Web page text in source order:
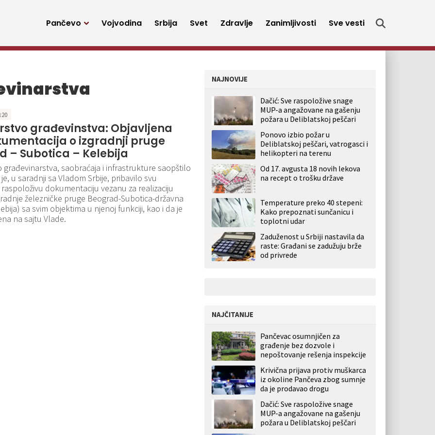
Pančevo Vojvodina Srbija Svet Zdravlje Zanimljivosti Sve vesti
građevinstva: Objavljena
o izgradnji pruge
– Subotica – Kelebija
građevinarstva, saobraćaja i infrastrukture saopštilo
u saradnji sa Vladom Srbije, pribavilo svu
dokumentaciju vezanu za realizaciju
železničke pruge Beograd-Subotica-državna
sa svim objektima u njenoj funkciji, kao i da je
na sajtu Vlade.
NAJNOVIJE
Dačić: Sve raspoložive snage
MUP-a angažovane na gašenju
požara u Deliblatskoj peščari
Ponovo izbio požar u
Deliblatskoj peščari, vatrogasci i
helikopteri na terenu
Od 17. avgusta 18 novih lekova
na recept o trošku države
Temperature preko 40 stepeni:
Kako prepoznati sunčanicu i
toplotni udar
Zaduženost u Srbiji nastavila da
raste: Građani se zadužuju brže
od privrede
NAJČITANIJE
Pančevac osumnjičen za
građenje bez dozvole i
nepoštovanje rešenja inspekcije
Krivična prijava protiv muškarca
iz okoline Pančeva zbog sumnje
da je prodavao drogu
Dačić: Sve raspoložive snage
MUP-a angažovane na gašenju
požara u Deliblatskoj peščari